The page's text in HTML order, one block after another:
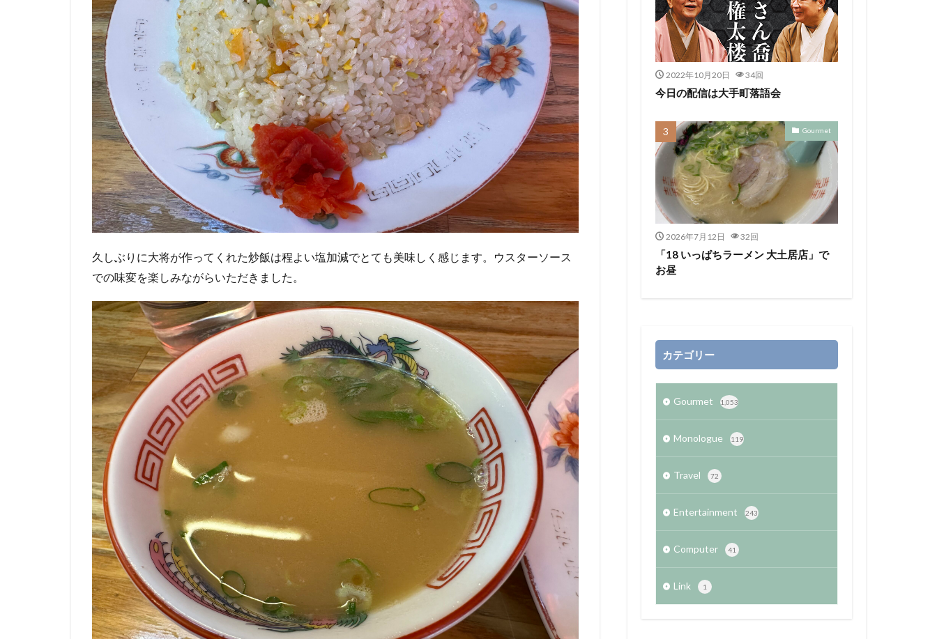
久しぶりに大将が作ってくれた炒飯は程よい塩加減でとても美味しく感じます。ウスターソース
での味変を楽しみながらいただきました。
2022年10月20日 34回
今日の配信は大手町落語会
Gourmet
2026年7月12日 32回
「18 いっぱちラーメン 大土居店」で
お昼
カテゴリー
Gourmet 1,053
Monologue 119
Travel 72
Entertainment 243
Computer 41
Link 1